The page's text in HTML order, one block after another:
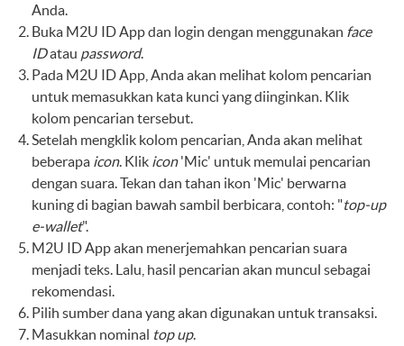
Anda.
Buka M2U ID App dan login dengan menggunakan face
IDatau password.
Pada M2U ID App, Anda akan melihat kolom pencarian
untuk memasukkan kata kunci yang diinginkan. Klik
kolom pencarian tersebut.
Setelah mengklik kolom pencarian, Anda akan melihat
beberapa icon. Klik icon'Mic' untuk memulai pencarian
dengan suara. Tekan dan tahan ikon 'Mic' berwarna
kuning di bagian bawah sambil berbicara, contoh: "top-up
e-wallet".
M2U ID App akan menerjemahkan pencarian suara
menjadi teks. Lalu, hasil pencarian akan muncul sebagai
rekomendasi.
Pilih sumber dana yang akan digunakan untuk transaksi.
Masukkan nominal top up.